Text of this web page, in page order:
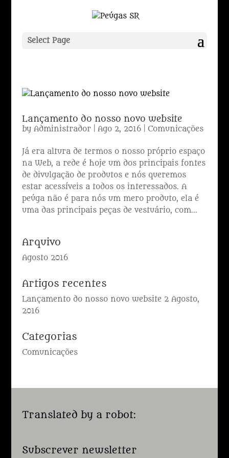
Select Page
Lançamento do nosso novo website
by Administrador| Ago 2, 2016| Comunicações
Já era altura de termos o nosso próprio espaço
na Web, a rede é hoje um dos principais fontes
de divulgação de produtos e nós queremos
estar acessíveis a todos os interessados. A
peúga não é para nós um mero produto, ela é
uma das principais peças de vestuário, com...
Arquivo
Agosto 2016
Artigos recentes
Lançamento do nosso novo website 2 Agosto,
2016
Categorias
Comunicações
Translated by a robot:
Subscrever newsletter